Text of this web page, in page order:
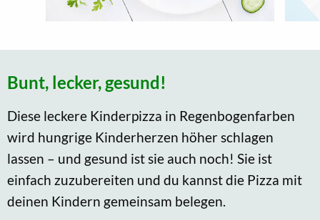
Bunt, lecker, gesund!
Diese leckere Kinderpizza in Regenbogenfarben
wird hungrige Kinderherzen höher schlagen
lassen – und gesund ist sie auch noch! Sie ist
einfach zuzubereiten und du kannst die Pizza mit
deinen Kindern gemeinsam belegen.